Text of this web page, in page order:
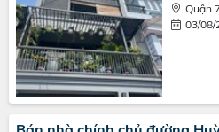
Quận
03/08/